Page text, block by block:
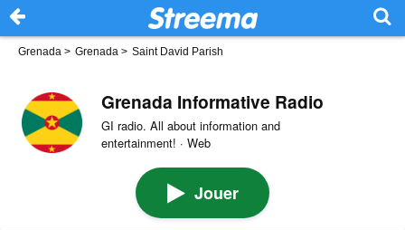
Grenada > Grenada > Saint David Parish
Grenada Informative Radio
GI radio. All about information and
entertainment! · Web
Jouer